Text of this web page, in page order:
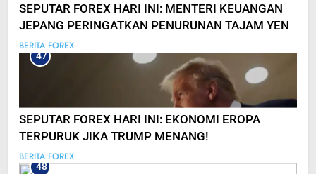
SEPUTAR FOREX HARI INI: MENTERI KEUANGAN
JEPANG PERINGATKAN PENURUNAN TAJAM YEN
BERITA FOREX
47
SEPUTAR FOREX HARI INI: EKONOMI EROPA
TERPURUK JIKA TRUMP MENANG!
BERITA FOREX
48